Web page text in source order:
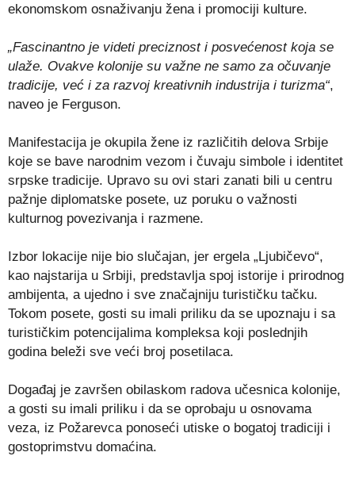
ekonomskom osnaživanju žena i promociji kulture.
„Fascinantno je videti preciznost i posvećenost koja se
ulaže. Ovakve kolonije su važne ne samo za očuvanje
tradicije, već i za razvoj kreativnih industrija i turizma“,
naveo je Ferguson.
Manifestacija je okupila žene iz različitih delova Srbije
koje se bave narodnim vezom i čuvaju simbole i identitet
srpske tradicije. Upravo su ovi stari zanati bili u centru
pažnje diplomatske posete, uz poruku o važnosti
kulturnog povezivanja i razmene.
Izbor lokacije nije bio slučajan, jer ergela „Ljubičevo“,
kao najstarija u Srbiji, predstavlja spoj istorije i prirodnog
ambijenta, a ujedno i sve značajniju turističku tačku.
Tokom posete, gosti su imali priliku da se upoznaju i sa
turističkim potencijalima kompleksa koji poslednjih
godina beleži sve veći broj posetilaca.
Događaj je završen obilaskom radova učesnica kolonije,
a gosti su imali priliku i da se oprobaju u osnovama
veza, iz Požarevca ponoseći utiske o bogatoj tradiciji i
gostoprimstvu domaćina.